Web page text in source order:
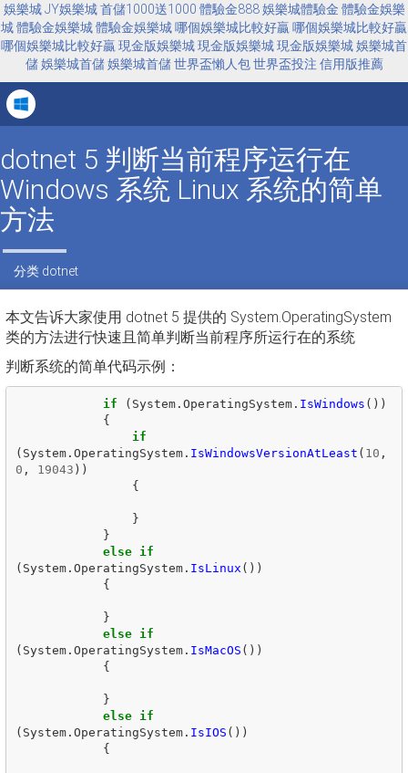
娛樂城 JY娛樂城 首儲1000送1000 體驗金888 娛樂城體驗金 體驗金娛樂
城體驗金娛樂城體驗金娛樂城哪個娛樂城比較好贏 哪個娛樂城比較好贏
哪個娛樂城比較好贏 現金版娛樂城現金版娛樂城現金版娛樂城娛樂城首
儲 娛樂城首儲 娛樂城首儲 世界盃懶人包 世界盃投注 信用版推薦
dotnet 5 判断当前程序运行在
Windows 系统 Linux 系统的简单
方法
分类 dotnet
本文告诉大家使用 dotnet 5 提供的 System.OperatingSystem
类的方法进行快速且简单判断当前程序所运行在的系统
判断系统的简单代码示例：
if ( System. OperatingSystem. IsWindows ())
{
if
( System. OperatingSystem. IsWindowsVersionAtLeast ( 10 ,
0 , 19043 ))
{
}
}
else
if
( System. OperatingSystem. IsLinux ())
{
}
else
if
( System. OperatingSystem. IsMacOS ())
{
}
else
if
( System. OperatingSystem. IsIOS ())
{